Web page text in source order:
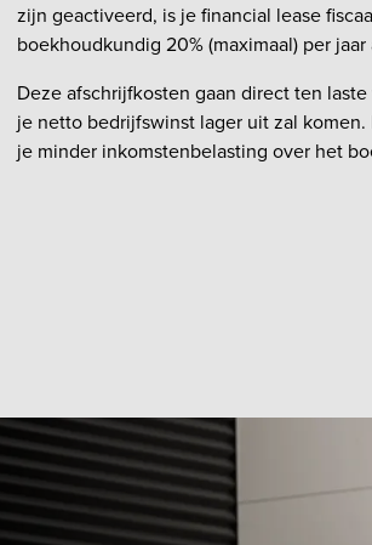
zijn geactiveerd, is je financial lease
boekhoudkundig 20% (maximaal) per
Deze afschrijfkosten gaan direct ten
je netto bedrijfswinst lager uit zal
je minder inkomstenbelasting over het